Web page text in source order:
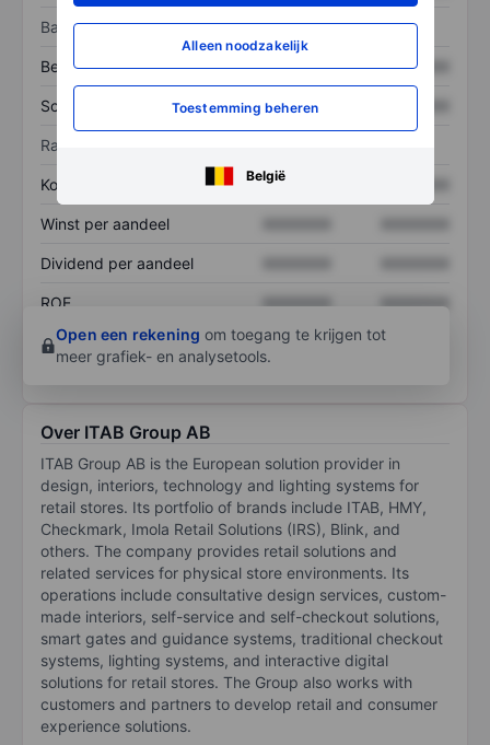
Alleen noodzakelijk
Toestemming beheren
België
Balans
Bezittingen XXXXXXX XXXXXXX
Schulden XXXXXXX
Ratio's
Koers/omzetratio XXXXXXX
Winst per aandeel
Dividend per aandeel
ROE XXXXXXX
XXXXXXX
Open een rekening om toegang te krijgen tot
meer grafiek- en analysetools.
Over ITAB Group AB
ITAB Group AB is the European solution provider in
design, interiors, technology and lighting systems for
retail stores. Its portfolio of brands include ITAB, HMY,
Checkmark, Imola Retail Solutions (IRS), Blink, and
others. The company provides retail solutions and
related services for physical store environments. Its
operations include consultative design services, custom-
made interiors, self-service and self-checkout solutions,
smart gates and guidance systems, traditional checkout
systems, lighting systems, and interactive digital
solutions for retail stores. The Group also works with
customers and partners to develop retail and consumer
experience solutions.